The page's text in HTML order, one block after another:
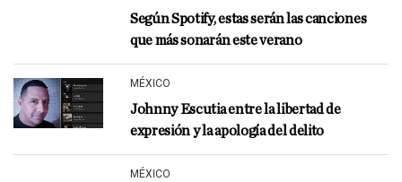
Según Spotify, estas serán las canciones
que más sonarán este verano
MÉXICO
Johnny Escutia entre la libertad de
expresión y la apología del delito
MÉXICO